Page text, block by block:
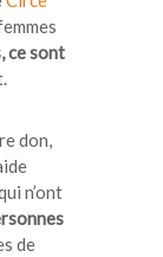
ce sont
don,
n’ont
de